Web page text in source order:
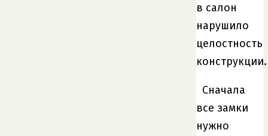
в салон
нарушило
целостность
конструкции.
Сначала
все замки
нужно